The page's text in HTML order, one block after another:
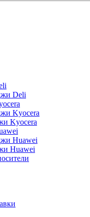
Deli
Kyocera
Kyocera
Huawei
Huawei